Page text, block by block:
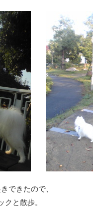
できたので、
と散歩。